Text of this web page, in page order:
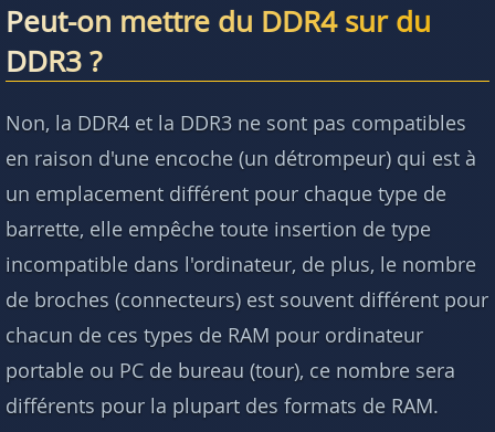
Peut-on mettre du DDR4 sur du
DDR3 ?
Non, la DDR4 et la DDR3 ne sont pas compatibles
en raison d'une encoche (un détrompeur) qui est à
un emplacement différent pour chaque type de
barrette, elle empêche toute insertion de type
incompatible dans l'ordinateur, de plus, le nombre
de broches (connecteurs) est souvent différent pour
chacun de ces types de RAM pour ordinateur
portable ou PC de bureau (tour), ce nombre sera
différents pour la plupart des formats de RAM.